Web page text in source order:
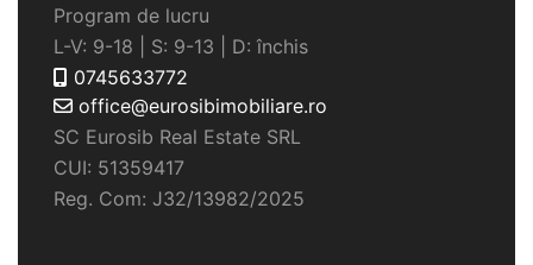
Program de lucru
L-V: 9-18 | S: 9-13 | D: închis
0745633772
office@eurosibimobiliare.ro
SC Eurosib Real Estate SRL
CUI: 51359417
Reg. Com: J32/13982/2025